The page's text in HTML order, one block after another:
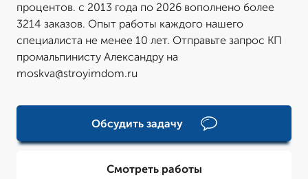
процентов. с 2013 года по 2026 вополнено более
3214 заказов. Опыт работы каждого нашего
специалиста не менее 10 лет. Отправьте запрос КП
промальпинисту Александру на
moskva@stroyimdom.ru
Обсудить задачу
Смотреть работы